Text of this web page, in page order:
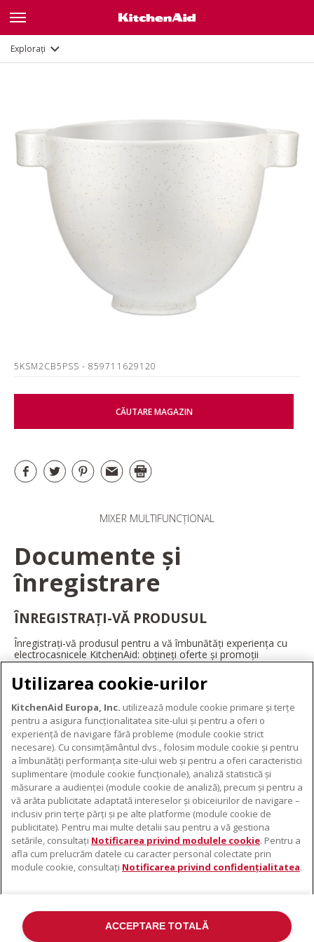
Explorați
5KSM2CB5PSS - 859711629120
CĂUTARE MAGAZIN
MIXER MULTIFUNCȚIONAL
Documente și
înregistrare
ÎNREGISTRAȚI-VĂ PRODUSUL
Înregistrați-vă produsul pentru a vă îmbunătăți experiența cu
electrocasnicele KitchenAid: obțineți oferte și promoții
exclusive, ponturi și sfaturi de la profesioniști și multe altele.
ÎNREGISTRAȚI-VĂ ACUM
DESPRE KITCHENAID
Despre KitchenAid
Istoria mărcii
ODR
PRODUSELE NOASTRE
Electrocasnice mici
Accesorii pentru produse
SUPORT
De unde cumpărați
Localizator centre de service
Contacte
Utilizarea cookie-urilor
KitchenAid Europa, Inc. utilizează module cookie primare și terțe
pentru a asigura funcționalitatea site-ului și pentru a oferi o
experiență de navigare fără probleme (module cookie strict
necesare). Cu consimțământul dvs., folosim module cookie și pentru
a îmbunătăți performanța site-ului web și pentru a oferi caracteristici
suplimentare (module cookie funcționale), analiză statistică și
măsurare a audienței (module cookie de analiză), precum și pentru a
vă arăta publicitate adaptată intereselor și obiceiurilor de navigare –
inclusiv prin terțe părți și pe alte platforme (module cookie de
publicitate). Pentru mai multe detalii sau pentru a vă gestiona
setările, consultați Notificarea privind modulele cookie. Pentru a
afla cum prelucrăm datele cu caracter personal colectate prin
module cookie, consultați Notificarea privind confidențialitatea.
ACCEPTARE TOTALĂ